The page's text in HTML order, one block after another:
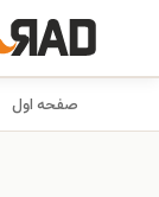
صفحه اول